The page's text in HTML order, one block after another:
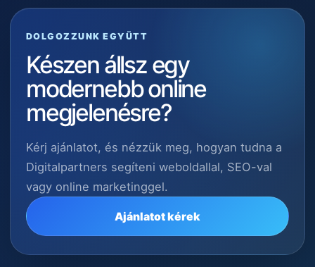
DOLGOZZUNK EGYÜTT
Készen állsz egy
modernebb online
megjelenésre?
Kérj ajánlatot, és nézzük meg, hogyan tudna a
Digitalpartners segíteni weboldallal, SEO-val
vagy online marketinggel.
Ajánlatot kérek